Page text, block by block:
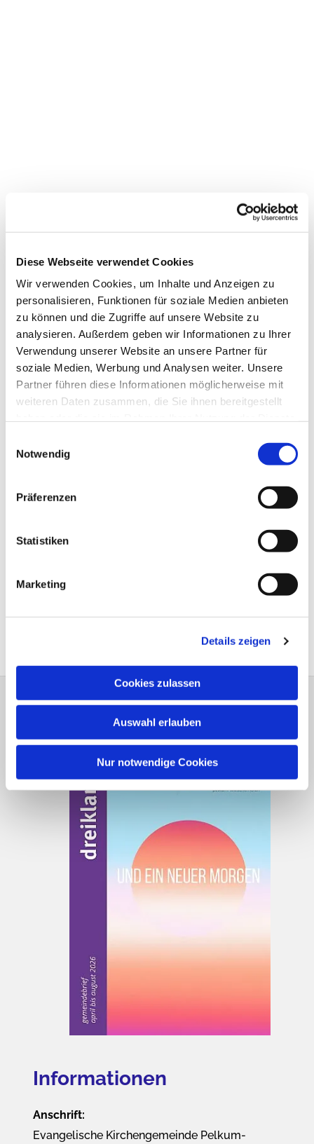
Diese Webseite verwendet Cookies
Wir verwenden Cookies, um Inhalte und Anzeigen zu
personalisieren, Funktionen für soziale Medien anbieten
zu können und die Zugriffe auf unsere Website zu
analysieren. Außerdem geben wir Informationen zu Ihrer
Verwendung unserer Website an unsere Partner für
soziale Medien, Werbung und Analysen weiter. Unsere
Partner führen diese Informationen möglicherweise mit
weiteren Daten zusammen, die Sie ihnen bereitgestellt
Notwendig
Präferenzen
Statistiken
Marketing
Details zeigen
Cookies zulassen
Auswahl erlauben
Nur notwendige Cookies
Dies könnte Sie auch
interessieren
Dreiklang Heft 1 - 2026
Informationen
Anschrift:
Evangelische Kirchengemeinde Pelkum-